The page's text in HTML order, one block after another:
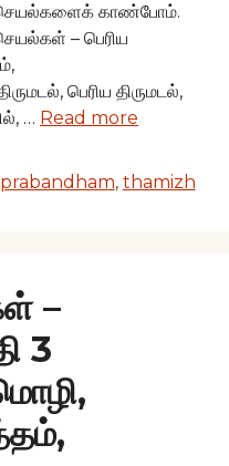
காண்போம்.
– பெரிய
பெரிய திருமடல்,
… Read more
, thamizh
–
3